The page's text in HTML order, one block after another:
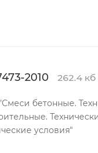
2010 262.4 кб
бетонные.
условия"